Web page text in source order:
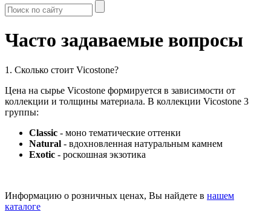
Часто задаваемые вопросы
1. Сколько стоит Vicostone?
Цена на сырье Vicostone формируется в зависимости от
коллекции и толщины материала. В коллекции Vicostone 3
группы:
Classic - моно тематические оттенки
Natural - вдохновленная натуральным камнем
Exotic - роскошная экзотика
Информацию о розничных ценах, Вы найдете в нашем
каталоге